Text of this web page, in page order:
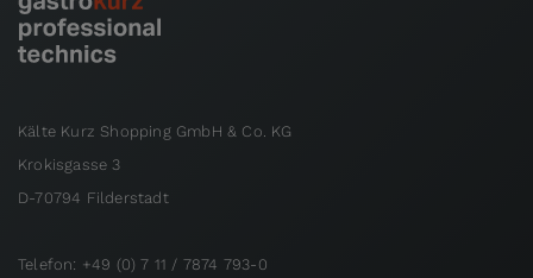
Kälte Kurz Shopping GmbH & Co. KG
Krokisgasse 3
D-70794 Filderstadt
Telefon: +49 (0) 7 11 / 7874 793-0